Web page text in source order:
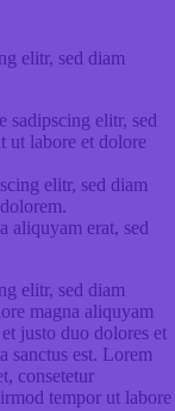
elitr, sed diam
sadipscing elitr, sed
ut labore et dolore
elitr, sed diam
aliquyam erat, sed
elitr, sed diam
magna aliquyam
justo duo dolores et
sanctus est. Lorem
consetetur
tempor ut labore